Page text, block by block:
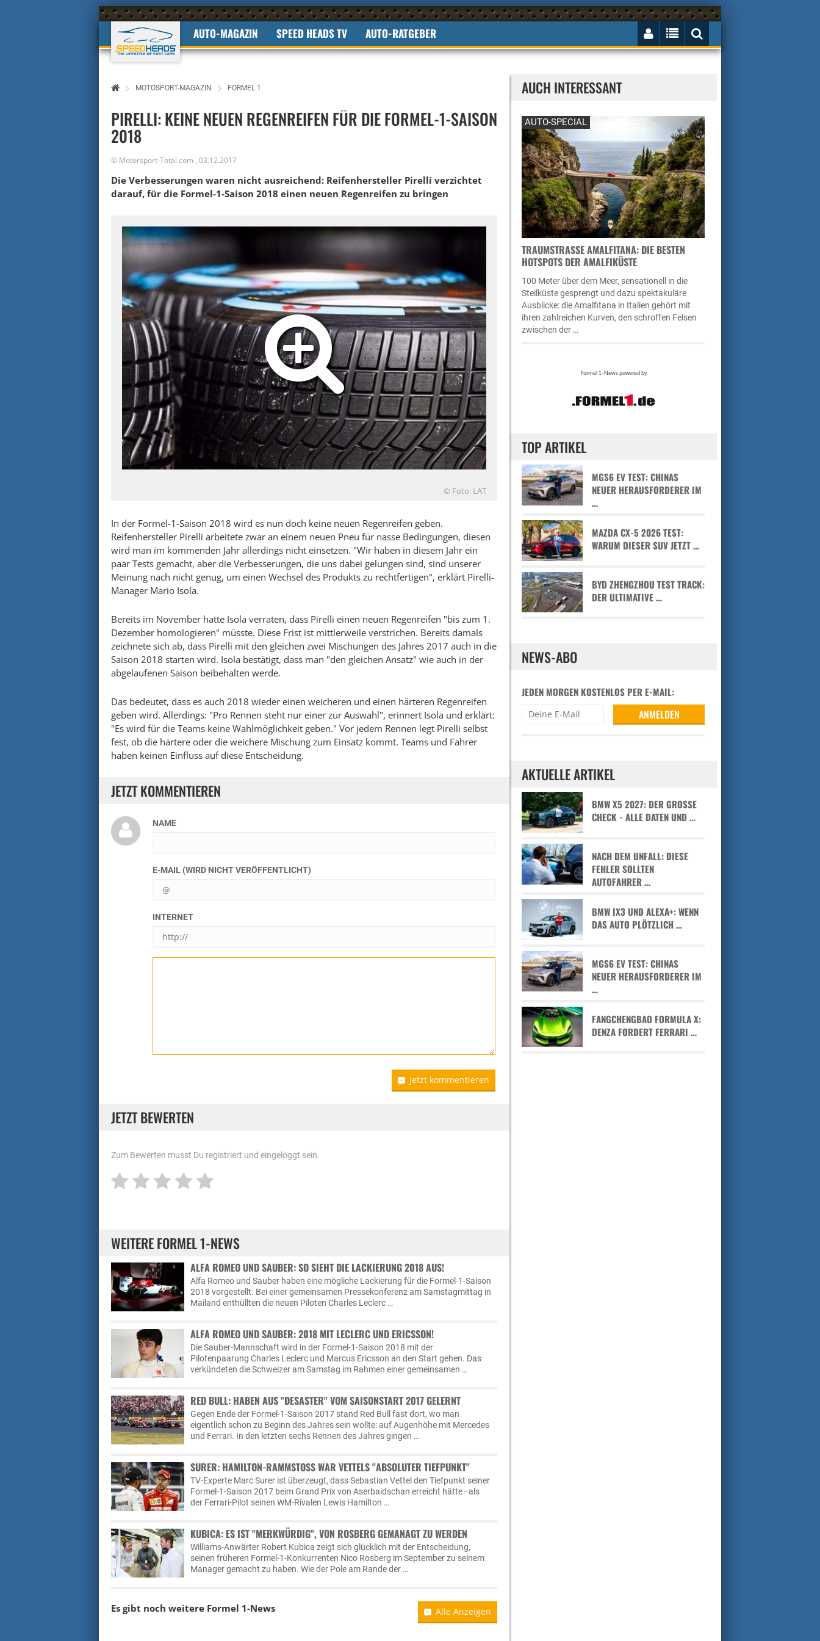
AUTO-MAGAZIN SPEED HEADS TV AUTO-RATGEBER
MOTOSPORT-MAGAZIN FORMEL 1
PIRELLI: KEINE NEUEN REGENREIFEN FÜR DIE FORMEL-1-SAISON
2018
© Motorsport-Total.com , 03.12.2017
Die Verbesserungen waren nicht ausreichend: Reifenhersteller Pirelli verzichtet
darauf, für die Formel-1-Saison 2018 einen neuen Regenreifen zu bringen
© Foto: LAT
In der Formel-1-Saison 2018 wird es nun doch keine neuen Regenreifen geben.
Reifenhersteller Pirelli arbeitete zwar an einem neuen Pneu für nasse Bedingungen, diesen
wird man im kommenden Jahr allerdings nicht einsetzen. "Wir haben in diesem Jahr ein
paar Tests gemacht, aber die Verbesserungen, die uns dabei gelungen sind, sind unserer
Meinung nach nicht genug, um einen Wechsel des Produkts zu rechtfertigen", erklärt Pirelli-
Manager Mario Isola.
Bereits im November hatte Isola verraten, dass Pirelli einen neuen Regenreifen "bis zum 1.
Dezember homologieren" müsste. Diese Frist ist mittlerweile verstrichen. Bereits damals
zeichnete sich ab, dass Pirelli mit den gleichen zwei Mischungen des Jahres 2017 auch in die
Saison 2018 starten wird. Isola bestätigt, dass man "den gleichen Ansatz" wie auch in der
abgelaufenen Saison beibehalten werde.
Das bedeutet, dass es auch 2018 wieder einen weicheren und einen härteren Regenreifen
geben wird. Allerdings: "Pro Rennen steht nur einer zur Auswahl", erinnert Isola und erklärt:
"Es wird für die Teams keine Wahlmöglichkeit geben." Vor jedem Rennen legt Pirelli selbst
fest, ob die härtere oder die weichere Mischung zum Einsatz kommt. Teams und Fahrer
haben keinen Einfluss auf diese Entscheidung.
JETZT KOMMENTIEREN
NAME
E-MAIL (WIRD NICHT VERÖFFENTLICHT)
INTERNET
Jetzt kommentieren
JETZT BEWERTEN
Zum Bewerten musst Du registriert und eingeloggt sein.
WEITERE FORMEL 1-NEWS
ALFA ROMEO UND SAUBER: SO SIEHT DIE LACKIERUNG 2018 AUS!
Alfa Romeo und Sauber haben eine mögliche Lackierung für die Formel-1-Saison
2018 vorgestellt. Bei einer gemeinsamen Pressekonferenz am Samstagmittag in
Mailand enthüllten die neuen Piloten Charles Leclerc …
ALFA ROMEO UND SAUBER: 2018 MIT LECLERC UND ERICSSON!
Die Sauber-Mannschaft wird in der Formel-1-Saison 2018 mit der
Pilotenpaarung Charles Leclerc und Marcus Ericsson an den Start gehen. Das
verkündeten die Schweizer am Samstag im Rahmen einer gemeinsamen …
RED BULL: HABEN AUS "DESASTER" VOM SAISONSTART 2017 GELERNT
Gegen Ende der Formel-1-Saison 2017 stand Red Bull fast dort, wo man
eigentlich schon zu Beginn des Jahres sein wollte: auf Augenhöhe mit Mercedes
und Ferrari. In den letzten sechs Rennen des Jahres gingen …
SURER: HAMILTON-RAMMSTOSS WAR VETTELS "ABSOLUTER TIEFPUNKT"
TV-Experte Marc Surer ist überzeugt, dass Sebastian Vettel den Tiefpunkt seiner
Formel-1-Saison 2017 beim Grand Prix von Aserbaidschan erreicht hätte - als
der Ferrari-Pilot seinen WM-Rivalen Lewis Hamilton …
KUBICA: ES IST "MERKWÜRDIG", VON ROSBERG GEMANAGT ZU WERDEN
Williams-Anwärter Robert Kubica zeigt sich glücklich mit der Entscheidung,
seinen früheren Formel-1-Konkurrenten Nico Rosberg im September zu seinem
Manager gemacht zu haben. Wie der Pole am Rande der …
Es gibt noch weitere Formel 1-News Alle Anzeigen
AUCH INTERESSANT
AUTO-SPECIAL
TRAUMSTRASSE AMALFITANA: DIE BESTEN H
OTSPOTS DER AMALFIKÜSTE
100 Meter über dem Meer, sensationell in die
Steilküste gesprengt und dazu spektakuläre
Ausblicke: die Amalfitana in Italien gehört mit
ihren zahlreichen Kurven, den schroffen Felsen
zwischen der …
TOP ARTIKEL
MGS6 EV TEST: CHINAS
NEUER HERAUSFORDERER IM
…
MAZDA CX-5 2026 TEST:
WARUM DIESER SUV JETZT …
BYD ZHENGZHOU TEST TRACK:
DER ULTIMATIVE …
NEWS-ABO
JEDEN MORGEN KOSTENLOS PER E-MAIL:
AKTUELLE ARTIKEL
BMW X5 2027: DER GROSSE C
HECK - ALLE DATEN UND …
NACH DEM UNFALL: DIESE
FEHLER SOLLTEN
AUTOFAHRER …
BMW IX3 UND ALEXA+: WENN
DAS AUTO PLÖTZLICH …
MGS6 EV TEST: CHINAS
NEUER HERAUSFORDERER IM
…
FANGCHENGBAO FORMULA X:
DENZA FORDERT FERRARI …